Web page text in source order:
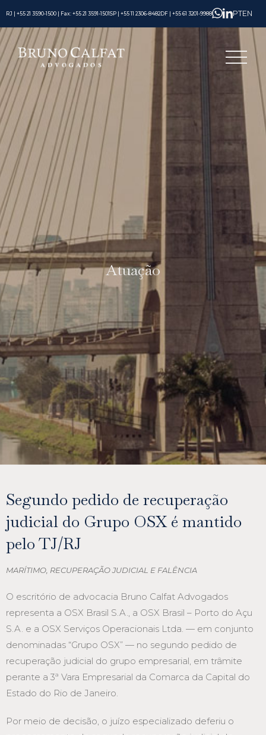
RJ | +55 21 3590-1500 | Fax: +55 21 3591-1501SP | +55 11 2306-8482 DF | +55 61 3201-9988 PTEN
Atuação
Segundo pedido de recuperação
judicial do Grupo OSX é mantido
pelo TJ/RJ
MARÍTIMO RECUPERAÇÃO JUDICIAL E FALÊNCIA
O escritório de advocacia Bruno Calfat Advogados
representa a OSX Brasil S.A., a OSX Brasil – Porto do Açu
S.A. e a OSX Serviços Operacionais Ltda. — em conjunto
denominadas “Grupo OSX” — no segundo pedido de
recuperação judicial do grupo empresarial, em trâmite
perante a 3ª Vara Empresarial da Comarca da Capital do
Estado do Rio de Janeiro.
Por meio de decisão, o juízo especializado deferiu o